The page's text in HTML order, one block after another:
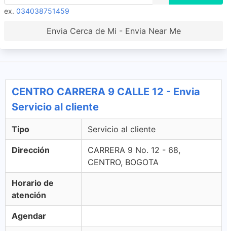
ex. 034038751459
Envia Cerca de Mi - Envia Near Me
CENTRO CARRERA 9 CALLE 12 - Envia
Servicio al cliente
Tipo Servicio al cliente
Dirección
CARRERA 9 No. 12 - 68,
CENTRO, BOGOTA
Horario de
atención
Agendar